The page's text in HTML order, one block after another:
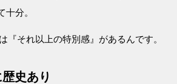
十分。
『それ以上の特別感』があるんです。
史あり